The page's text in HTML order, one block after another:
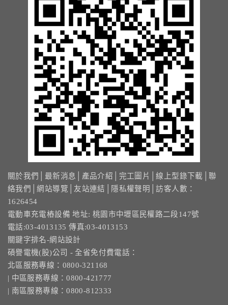
21.車道資訊看板實績
關於我們 最新消息 產品介紹 完工圖片 │線上型錄下載 │聯
絡我們
│網站導覽 友站連結 隱私權聲明
│訪客人數：
1626454
電動車充電樁設備 地址: 桃園市中壢區民權路二段147號
電話:03-4013135 傳真:03-4013153
關鍵字排名-網站設計
碩譽電機(股)公司 - 全省免付費電話：
北區服務專線：0800-321168
| 中區服務專線：0800-421777
| 南區服務專線：0800-812333